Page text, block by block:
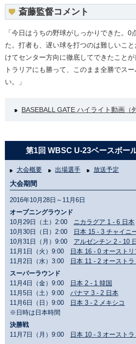
斎藤監督コメント
「今日はうちの野球がしっかりできた。0
た。打者も、遅い球を打つのは難しいこ
けてセンター方向に徹底してできたこと
トラリアにも勝って、このまま全勝でス
い。」
BASEBALL GATE ハイライト動画（
第1回 WBSC U-23ベースボー
大会概要 出場選手 放送予定
大会期間
2016年10月28日～11月6日
オープニングラウンド
10月29日（土）2:00 ニカラグア 1 - 6 日本
10月30日（日）2:00
日本 15 - 3 チャイニ
10月31日（月）9:00 アルゼンチン 2 - 10
11月1日（火）9:00
日本 16 - 0 オーストリ
11月2日（水）3:00
日本 11 - 2 オーストラ
スーパーラウンド
11月4日（金）9:00
日本 2 - 1 韓国
11月5日（土）9:00 パナマ 3 - 2 日本
11月6日（日）9:00
日本 3 - 2 メキシコ
※日時は日本時間
決勝戦
11月7日（月）9:00
日本 10 - 3 オーストラ